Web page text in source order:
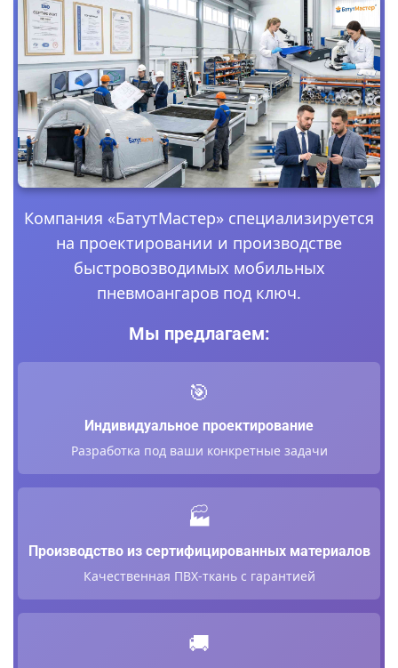
Компания «БатутМастер» специализируется
на проектировании и производстве
быстровозводимых мобильных
пневмоангаров под ключ.
Мы предлагаем:
🎯
Индивидуальное проектирование
Разработка под ваши конкретные задачи
🏭
Производство из сертифицированных материалов
Качественная ПВХ-ткань с гарантией
🚚